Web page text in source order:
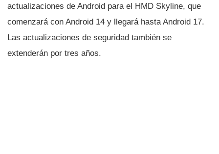
actualizaciones de Android para el HMD Skyline, que
comenzará con Android 14 y llegará hasta Android 17.
Las actualizaciones de seguridad también se
extenderán por tres años.